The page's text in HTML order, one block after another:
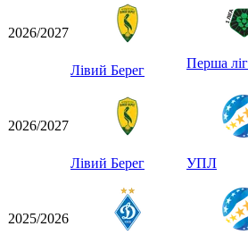
2026/2027
Лівий Берег Перша
2026/2027
Лівий Берег УПЛ
2025/2026